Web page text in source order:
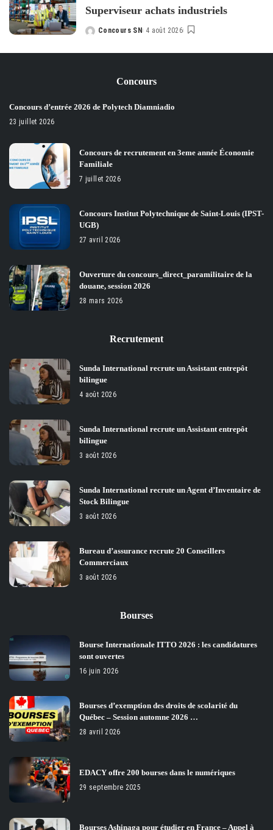
Superviseur achats industriels
Posted
Concours SN 4 août 2026
Concours
Concours d’entrée 2026 de Polytech Diamniadio
23 juillet 2026
Concours de recrutement en 3eme année Économie
Familiale
7 juillet 2026
Concours Institut Polytechnique de Saint-Louis (IPST-
UGB)
27 avril 2026
Ouverture du concours_direct_paramilitaire de la
douane, session 2026
28 mars 2026
Recrutement
Sunda International recrute un Assistant entrepôt
bilingue
4 août 2026
Sunda International recrute un Assistant entrepôt
bilingue
3 août 2026
Sunda International recrute un Agent d’Inventaire de
Stock Bilingue
3 août 2026
Bureau d’assurance recrute 20 Conseillers
Commerciaux
3 août 2026
Bourses
Bourse Internationale ITTO 2026 : les candidatures
sont ouvertes
16 juin 2026
Bourses d’exemption des droits de scolarité du
Québec – Session automne 2026 …
28 avril 2026
EDACY offre 200 bourses dans le numériques
29 septembre 2025
Bourses Ashinaga pour étudier en France – Appel à